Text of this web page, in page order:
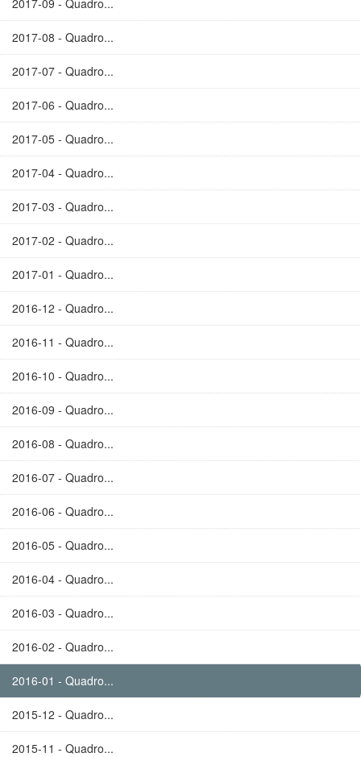
2017-09 - Quadro...
2017-08 - Quadro...
2017-07 - Quadro...
2017-06 - Quadro...
2017-05 - Quadro...
2017-04 - Quadro...
2017-03 - Quadro...
2017-02 - Quadro...
2017-01 - Quadro...
2016-12 - Quadro...
2016-11 - Quadro...
2016-10 - Quadro...
2016-09 - Quadro...
2016-08 - Quadro...
2016-07 - Quadro...
2016-06 - Quadro...
2016-05 - Quadro...
2016-04 - Quadro...
2016-03 - Quadro...
2016-02 - Quadro...
2016-01 - Quadro...
2015-12 - Quadro...
2015-11 - Quadro...